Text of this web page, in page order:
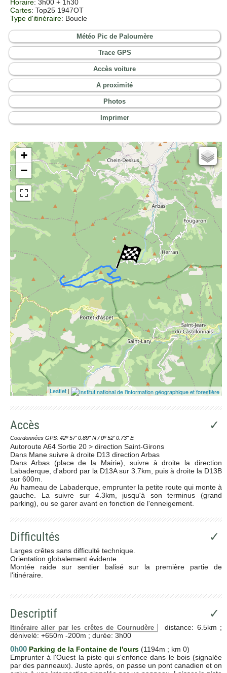
Horaire: 3h00 + 1h30
Cartes: Top25 1947OT
Type d'itinéraire: Boucle
Météo Pic de Paloumère
Trace GPS
Accès voiture
A proximité
Photos
Imprimer
+
−
Cartes IGN
Open Topo Map
Open Street Map
ESRI Word Imagery
Photographies aériennes
Leaflet |
Accès ✓
Coordonnées GPS: 42º 57' 0.89'' N / 0º 52' 0.73'' E
Autoroute A64 Sortie 20 > direction Saint-Girons
Dans Mane suivre à droite D13 direction Arbas
Dans Arbas (place de la Mairie), suivre à droite la direction
Labaderque, d'abord par la D13A sur 3.7km, puis à droite la D13B
sur 600m.
Au hameau de Labaderque, emprunter la petite route qui monte à
gauche. La suivre sur 4.3km, jusqu'à son terminus (grand
parking), ou se garer avant en fonction de l'enneigement.
Difficultés ✓
Larges crêtes sans difficulté technique.
Orientation globalement évidente.
Montée raide sur sentier balisé sur la première partie de
l'itinéraire.
Descriptif ✓
Itinéraire aller par les crêtes de Cournudère
distance: 6.5km ;
dénivelé: +650m -200m ; durée: 3h00
0h00 Parking de la Fontaine de l'ours (1194m ; km 0)
Emprunter à l'Ouest la piste qui s'enfonce dans le bois (signalée
par des panneaux). Juste après, on passe un pont canadien et on